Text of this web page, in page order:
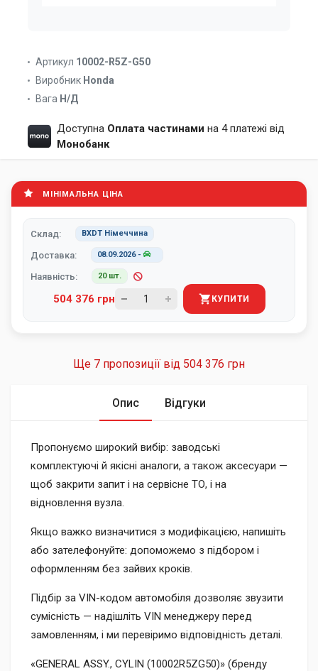
Артикул 10002-R5Z-G50
Виробник Honda
Вага Н/Д
Доступна Оплата частинами на 4 платежі від
Монобанк
МІНІМАЛЬНА ЦІНА
Склад: BXDT Німеччина
Доставка: 08.09.2026-
Наявність: 20 шт.
504 376 грн КУПИТИ
Ще 7 пропозиції від 504 376 грн
Опис Відгуки
Пропонуємо широкий вибір: заводські
комплектуючі й якісні аналоги, а також аксесуари —
щоб закрити запит і на сервісне ТО, і на
відновлення вузла.
Якщо важко визначитися з модифікацією, напишіть
або зателефонуйте: допоможемо з підбором і
оформленням без зайвих кроків.
Підбір за VIN-кодом автомобіля дозволяє звузити
сумісність — надішліть VIN менеджеру перед
замовленням, і ми перевіримо відповідність деталі.
«GENERAL ASSY., CYLIN (10002R5ZG50)» (бренду